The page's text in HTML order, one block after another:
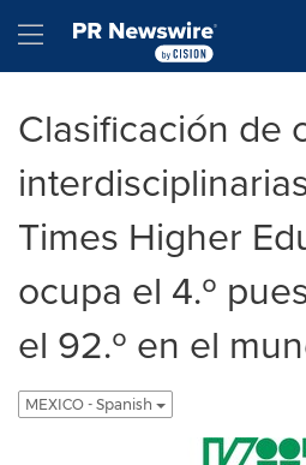
Hamburger menu
Clasificación de
Times Higher
ocupa el 4.º
el 92.º en el
MEXICO - Spanish